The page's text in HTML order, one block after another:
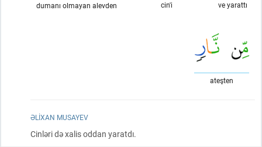
ve yarattı
cin'i
dumanı olmayan alevden
ateşten
ƏLIXAN MUSAYEV
Cinləri də xalis oddan yaratdı.